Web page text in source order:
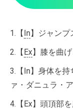
1.【In】ジャンプ
2.【Ex】膝を曲
3.【In】身体を
ァ・ダニュラ・
4.【Ex】頭頂部